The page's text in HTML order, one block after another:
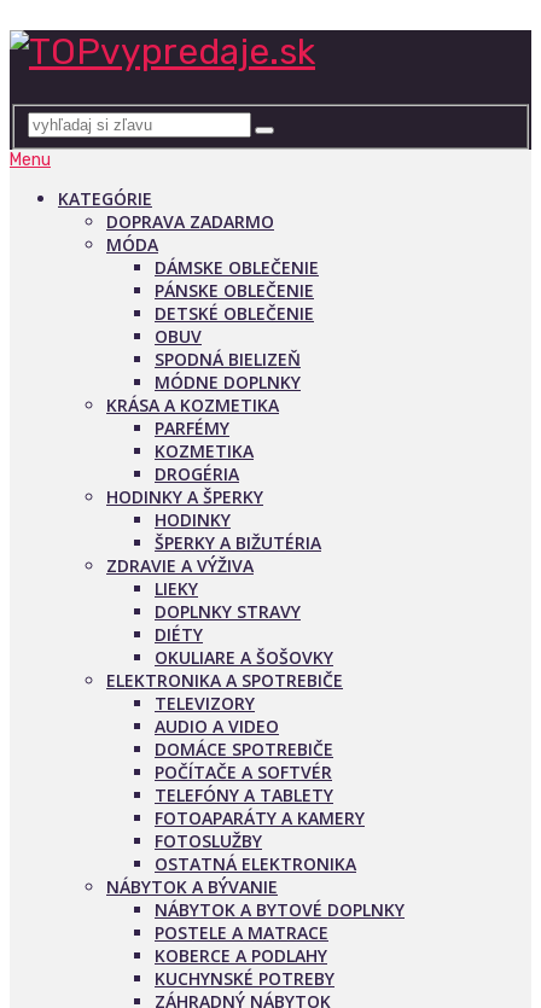
Menu
KATEGÓRIE
DOPRAVA ZADARMO
MÓDA
DÁMSKE OBLEČENIE
PÁNSKE OBLEČENIE
DETSKÉ OBLEČENIE
OBUV
SPODNÁ BIELIZEŇ
MÓDNE DOPLNKY
KRÁSA A KOZMETIKA
PARFÉMY
KOZMETIKA
DROGÉRIA
HODINKY A ŠPERKY
HODINKY
ŠPERKY A BIŽUTÉRIA
ZDRAVIE A VÝŽIVA
LIEKY
DOPLNKY STRAVY
DIÉTY
OKULIARE A ŠOŠOVKY
ELEKTRONIKA A SPOTREBIČE
TELEVIZORY
AUDIO A VIDEO
DOMÁCE SPOTREBIČE
POČÍTAČE A SOFTVÉR
TELEFÓNY A TABLETY
FOTOAPARÁTY A KAMERY
FOTOSLUŽBY
OSTATNÁ ELEKTRONIKA
NÁBYTOK A BÝVANIE
NÁBYTOK A BYTOVÉ DOPLNKY
POSTELE A MATRACE
KOBERCE A PODLAHY
KUCHYNSKÉ POTREBY
ZÁHRADNÝ NÁBYTOK